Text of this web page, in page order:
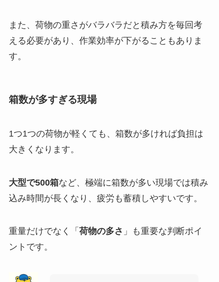
また、荷物の重さがバラバラだと積み方を毎回考
える必要があり、作業効率が下がることもありま
す。
箱数が多すぎる現場
1つ1つの荷物が軽くても、箱数が多ければ負担は
大きくなります。
大型で500箱など、極端に箱数が多い現場では積み
込み時間が長くなり、疲労も蓄積しやすいです。
重量だけでなく「 荷物の多さ 」も重要な判断ポイ
ントです。